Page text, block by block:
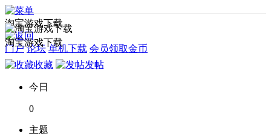
淘宝游戏下载
门户 论坛 单机下载 会员领取金币
淘宝游戏下载
收藏 发帖
今日
0
主题